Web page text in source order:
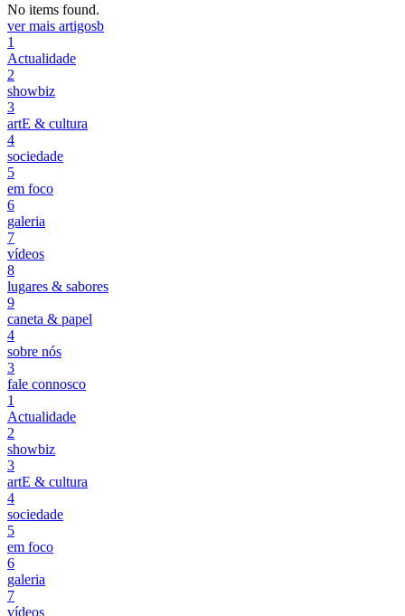
No items found.
ver mais artigosb
1
Actualidade
2
showbiz
3
artE & cultura
4
sociedade
5
em foco
6
galeria
7
vídeos
8
lugares & sabores
9
caneta & papel
4
sobre nós
3
fale connosco
1
Actualidade
2
showbiz
3
artE & cultura
4
sociedade
5
em foco
6
galeria
7
vídeos